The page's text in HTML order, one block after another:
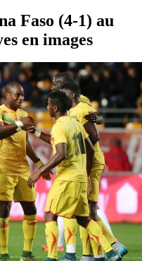
Faso (4-1) au
en images